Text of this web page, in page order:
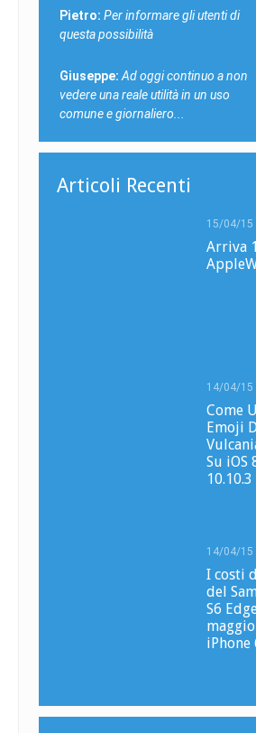
Pietro: Per informare gli utenti di
questa possibilità
Giuseppe: Ad oggi continuo a non
vedere una reale utilità in un uso
comune e giornaliero...
Articoli Recenti
15/04/15
Arriva
14/04/15
Come
Emoji
Su iOS
10.10.3
14/04/15
I costi
del
S6
iPhone